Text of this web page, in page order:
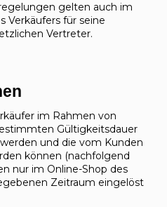
gelten auch im
Verkäufers für seine
Vertreter.
im Rahmen von
Gültigkeitsdauer
und die vom Kunden
können (nachfolgend
nur im Online-Shop des
Zeitraum eingelöst